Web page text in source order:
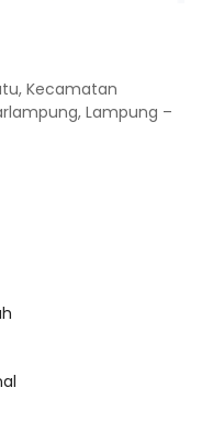
Kecamatan
Lampung –